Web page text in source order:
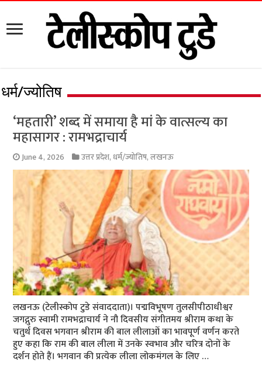
धर्म/ज्योतिष
‘महतारी’ शब्द में समाया है मां के वात्सल्य का
महासागर : रामभद्राचार्य
June 4, 2026 उत्तर प्रदेश, धर्म/ज्योतिष,लखनऊ
लखनऊ (टेलीस्कोप टुडे संवाददाता)। पद्मविभूषण तुलसीपीठाधीश्वर
जगद्गुरु स्वामी रामभद्राचार्य ने नौ दिवसीय संगीतमय श्रीराम कथा के
चतुर्थ दिवस भगवान श्रीराम की बाल लीलाओं का भावपूर्ण वर्णन करते
हुए कहा कि राम की बाल लीला में उनके स्वभाव और चरित्र दोनों के
दर्शन होते हैं। भगवान की प्रत्येक लीला लोकमंगल के लिए …